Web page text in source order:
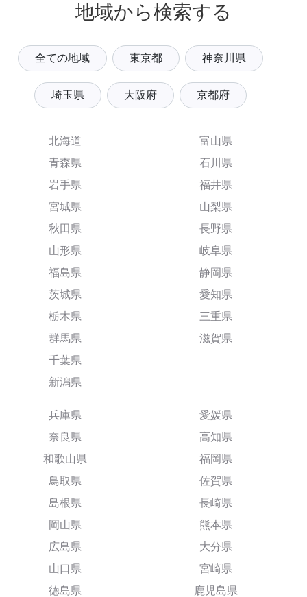
地域から検索する
全ての地域 東京都 神奈川県
埼玉県 大阪府 京都府
北海道
青森県
岩手県
宮城県
秋田県
山形県
福島県
茨城県
栃木県
群馬県
千葉県
新潟県
富山県
石川県
福井県
山梨県
長野県
岐阜県
静岡県
愛知県
三重県
滋賀県
兵庫県
奈良県
和歌山県
鳥取県
島根県
岡山県
広島県
山口県
徳島県
愛媛県
高知県
福岡県
佐賀県
長崎県
熊本県
大分県
宮崎県
鹿児島県